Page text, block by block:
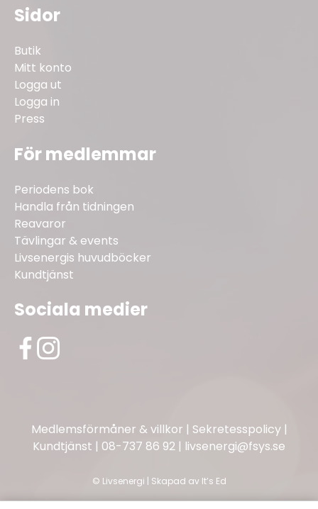
Sidor
Butik
Mitt konto
Logga ut
Logga in
Press
För medlemmar
Periodens bok
Handla från tidningen
Reavaror
Tävlingar & events
Livsenergis huvudböcker
Kundtjänst
Sociala medier
Medlemsförmåner & villkor | Sekretesspolicy|
Kundtjänst | 08-737 86 92 | livsenergi@fsys.se
© Livsenergi | Skapad av It’s Ed